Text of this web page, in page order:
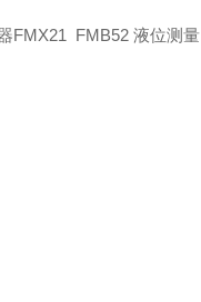
FMX21 FMB52 液位测量